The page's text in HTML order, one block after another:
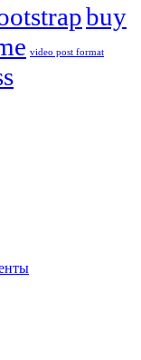
buy
video post format